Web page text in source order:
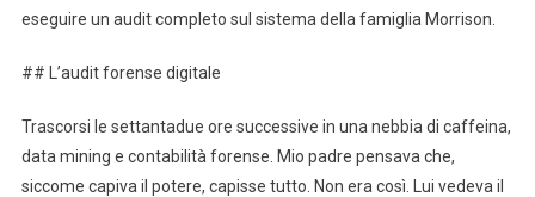
eseguire un audit completo sul sistema della famiglia Morrison.
## L’audit forense digitale
Trascorsi le settantadue ore successive in una nebbia di caffeina,
data mining e contabilità forense. Mio padre pensava che,
siccome capiva il potere, capisse tutto. Non era così. Lui vedeva il